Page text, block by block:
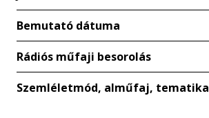
Bemutató dátuma
Rádiós műfaji besorolás
Szemléletmód, alműfaj, tematika